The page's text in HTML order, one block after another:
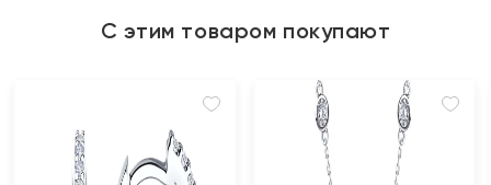
С этим товаром покупают